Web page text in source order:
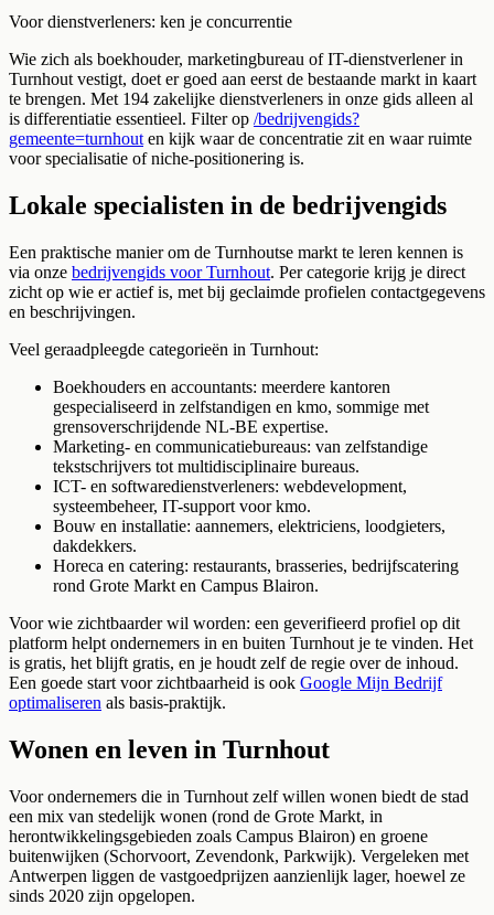
Voor dienstverleners: ken je concurrentie
Wie zich als boekhouder, marketingbureau of IT-dienstverlener in
Turnhout vestigt, doet er goed aan eerst de bestaande markt in kaart
te brengen. Met 194 zakelijke dienstverleners in onze gids alleen al
is differentiatie essentieel. Filter op /bedrijvengids?
gemeente=turnhout en kijk waar de concentratie zit en waar ruimte
voor specialisatie of niche-positionering is.
Lokale specialisten in de bedrijvengids
Een praktische manier om de Turnhoutse markt te leren kennen is
via onze bedrijvengids voor Turnhout. Per categorie krijg je direct
zicht op wie er actief is, met bij geclaimde profielen contactgegevens
en beschrijvingen.
Veel geraadpleegde categorieën in Turnhout:
Boekhouders en accountants: meerdere kantoren
gespecialiseerd in zelfstandigen en kmo, sommige met
grensoverschrijdende NL-BE expertise.
Marketing- en communicatiebureaus: van zelfstandige
tekstschrijvers tot multidisciplinaire bureaus.
ICT- en softwaredienstverleners: webdevelopment,
systeembeheer, IT-support voor kmo.
Bouw en installatie: aannemers, elektriciens, loodgieters,
dakdekkers.
Horeca en catering: restaurants, brasseries, bedrijfscatering
rond Grote Markt en Campus Blairon.
Voor wie zichtbaarder wil worden: een geverifieerd profiel op dit
platform helpt ondernemers in en buiten Turnhout je te vinden. Het
is gratis, het blijft gratis, en je houdt zelf de regie over de inhoud.
Een goede start voor zichtbaarheid is ook Google Mijn Bedrijf
optimaliseren als basis-praktijk.
Wonen en leven in Turnhout
Voor ondernemers die in Turnhout zelf willen wonen biedt de stad
een mix van stedelijk wonen (rond de Grote Markt, in
herontwikkelingsgebieden zoals Campus Blairon) en groene
buitenwijken (Schorvoort, Zevendonk, Parkwijk). Vergeleken met
Antwerpen liggen de vastgoedprijzen aanzienlijk lager, hoewel ze
sinds 2020 zijn opgelopen.